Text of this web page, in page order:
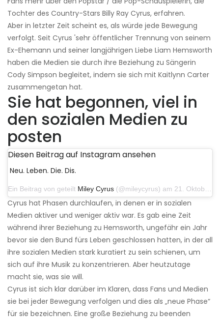
Tochter des Country-Stars Billy Ray Cyrus, erfahren.
Aber in letzter Zeit scheint es, als würde jede Bewegung
verfolgt. Seit Cyrus 'sehr öffentlicher Trennung von seinem
Ex-Ehemann und seiner langjährigen Liebe Liam Hemsworth
haben die Medien sie durch ihre Beziehung zu Sängerin
Cody Simpson begleitet, indem sie sich mit Kaitlynn Carter
zusammengetan hat.
Sie hat begonnen, viel in
den sozialen Medien zu
posten
Diesen Beitrag auf Instagram ansehen
Neu. Leben. Die. Dis.
Ein Beitrag von geteilt Miley Cyrus (@mileycyrus) am 21. Oktober 2019 um 12:31 Uhr PDT
Cyrus hat Phasen durchlaufen, in denen er in sozialen
Medien aktiver und weniger aktiv war. Es gab eine Zeit
während ihrer Beziehung zu Hemsworth, ungefähr ein Jahr
bevor sie den Bund fürs Leben geschlossen hatten, in der all
ihre sozialen Medien stark kuratiert zu sein schienen, um
sich auf ihre Musik zu konzentrieren. Aber heutzutage
macht sie, was sie will.
Cyrus ist sich klar darüber im Klaren, dass Fans und Medien
sie bei jeder Bewegung verfolgen und dies als „neue Phase“
für sie bezeichnen. Eine große Beziehung zu beenden